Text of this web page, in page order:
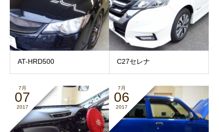
AT-HRD500 C27セレナ
7月
07
2017
7月
06
2017